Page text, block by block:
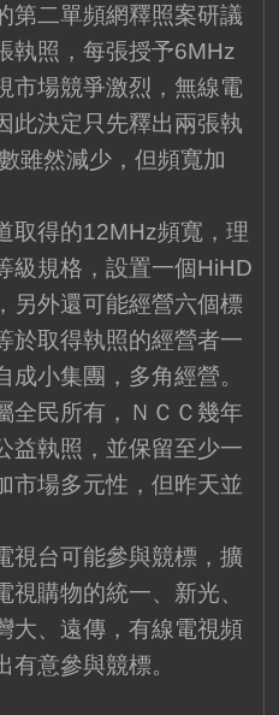
第二單頻網釋照案研議
執照，每張授予6MHz
市場競爭激烈，無線電
此決定只先釋出兩張執
雖然減少，但頻寬加
取得的12MHz頻寬，理
級規格，設置一個HiHD
另外還可能經營六個標
於取得執照的經營者一
小集團，多角經營。
全民所有，ＮＣＣ幾年
益執照，並保留至少一
市場多元性，但昨天並
視台可能參與競標，擴
購物的統一、新光、
大、遠傳，有線電視頻
意參與競標。